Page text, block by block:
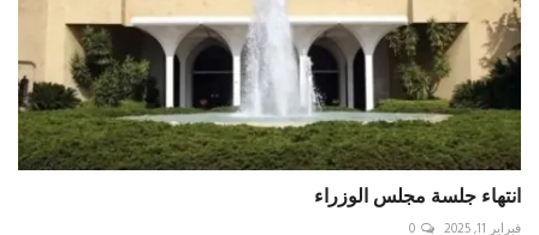
انتهاء جلسة مجلس الوزراء
فبراير 11, 2025 0